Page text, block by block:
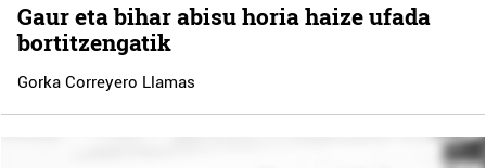
Gaur eta bihar abisu horia haize ufada
bortitzengatik
Gorka Correyero Llamas